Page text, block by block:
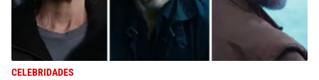
CELEBRIDADES